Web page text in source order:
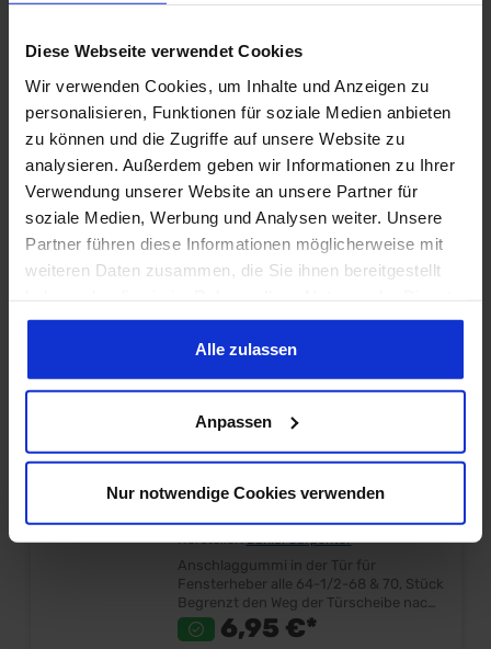
Diese Webseite verwendet Cookies
Wir verwenden Cookies, um Inhalte und Anzeigen zu
personalisieren, Funktionen für soziale Medien anbieten
zu können und die Zugriffe auf unsere Website zu
analysieren. Außerdem geben wir Informationen zu Ihrer
Verwendung unserer Website an unsere Partner für
soziale Medien, Werbung und Analysen weiter. Unsere
Partner führen diese Informationen möglicherweise mit
weiteren Daten zusammen, die Sie ihnen bereitgestellt
gesammelt haben. Sie geben Einwilligung zu unseren
Cookies, wenn Sie unsere Webseite weiterhin nutzen.
Alle zulassen
Anpassen
Nur notwendige Cookies verwenden
den Deckel beim Zuklappen Ersetzt das
Lieferumfang: Stück Preis: Pro Stück
Einbauort: Handschuhfach
1,95 €*
Anschlaggummi für Kofferdeckel
67-70
Prod.-Nr.: 705524
Pony Enterprises, Inc.
Originalteil Exakte Reproduktion
Einbauort: Kofferdeckel
5,95 €*
Anschlaggummi Fensterheber 64-
Prod.-Nr.: 701680
Hersteller:Daniel Carpenter
Anschlaggummi in der Tür für
Fensterheber alle 64-1/2-68 & 70, Stück
Begrenzt den Weg der Türscheibe nach
unten Ersetzt das Originalteil Sehr gute
Qualität Montage in der Tür unten Es6,95 €*